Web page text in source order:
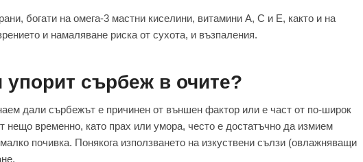
богати на омега-3 мастни киселини, витамини А, С и Е, както и на
и намаляване риска от сухота, и възпаления.
упорит сърбеж в очите?
дали сърбежът е причинен от външен фактор или е част от по-широк
нещо временно, като прах или умора, често е достатъчно да измием
почивка. Понякога използването на изкуствени сълзи (овлажняващи